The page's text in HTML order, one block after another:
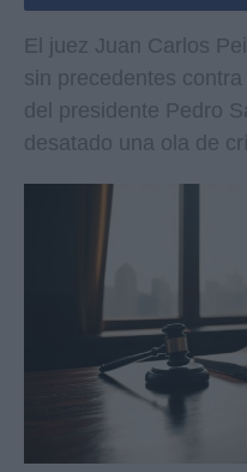
El juez Juan Carlos
sin precedentes
del presidente Pedro
desatado una ola de